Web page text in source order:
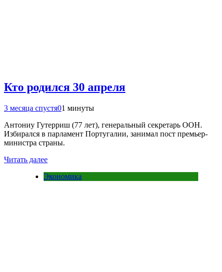
Кто родился 30 апреля
3 месяца спустя01 минуты
Антониу Гутерриш (77 лет), генеральный секретарь ООН.
Избирался в парламент Португалии, занимал пост премьер-
министра страны.
Читать далее
Экономика